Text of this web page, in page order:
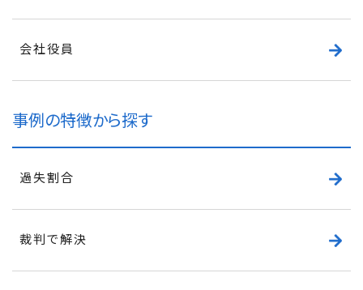
会社役員
事例の特徴から探す
過失割合
裁判で解決